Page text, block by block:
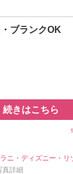
ブランクOK
続きはこちら
ニ・ディズニー・
真詳細